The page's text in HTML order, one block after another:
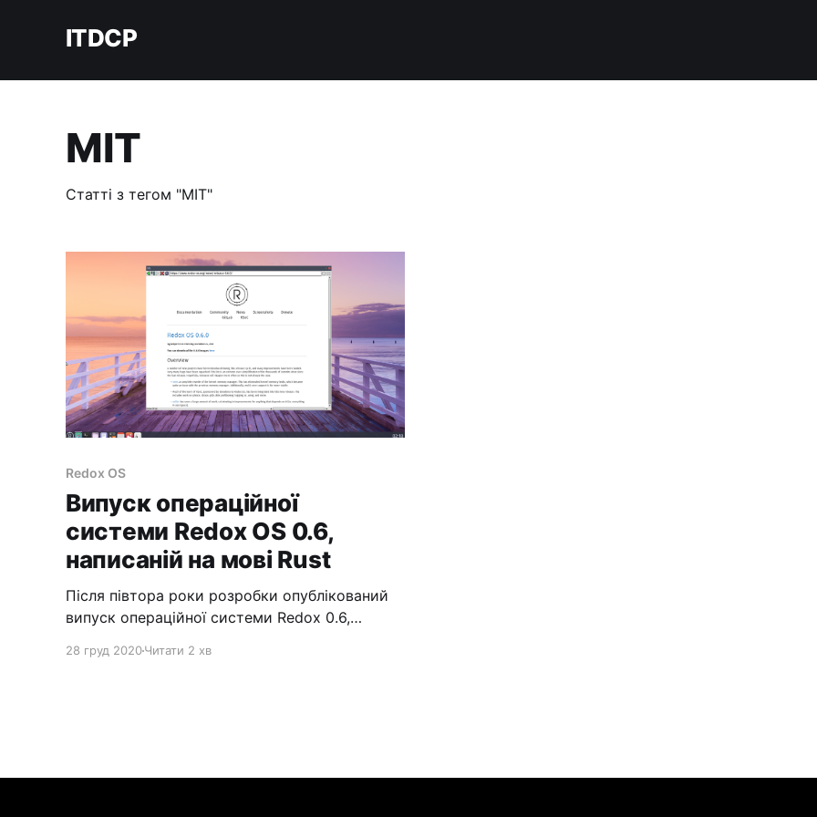
ITDCP
MIT
Статті з тегом "MIT"
Redox OS
Випуск операційної
системи Redox OS 0.6,
написаній на мові Rust
Після півтора роки розробки опублікований
випуск операційної системи Redox 0.6,
концепції мікроядра. Напрацювання проекту
28 груд 2020Читати 2 хв